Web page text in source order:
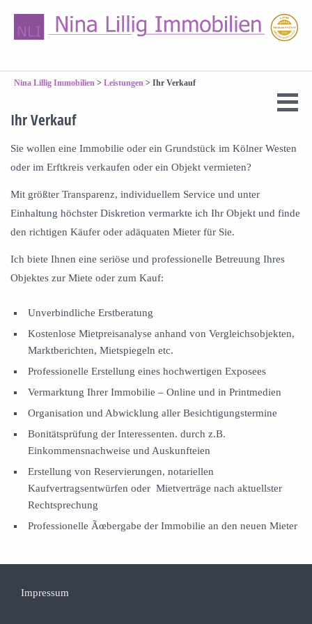
Nina Lillig Immobilien > Leistungen > Ihr Verkauf
Ihr Verkauf
Sie wollen eine Immobilie oder ein Grundstück im Kölner Westen
oder im Erftkreis verkaufen oder ein Objekt vermieten?
Mit größter Transparenz, individuellem Service und unter
Einhaltung höchster Diskretion vermarkte ich Ihr Objekt und finde
den richtigen Käufer oder adäquaten Mieter für Sie.
Ich biete Ihnen eine seriöse und professionelle Betreuung Ihres
Objektes zur Miete oder zum Kauf:
Unverbindliche Erstberatung
Kostenlose Mietpreisanalyse anhand von Vergleichsobjekten,
Marktberichten, Mietspiegeln etc.
Professionelle Erstellung eines hochwertigen Exposees
Vermarktung Ihrer Immobilie – Online und in Printmedien
Organisation und Abwicklung aller Besichtigungstermine
Bonitätsprüfung der Interessenten. durch z.B.
Einkommensnachweise und Auskunfteien
Erstellung von Reservierungen, notariellen
Kaufvertragsentwürfen oder Mietverträge nach aktuellster
Rechtsprechung
Professionelle Ãœbergabe der Immobilie an den neuen Mieter
Impressum